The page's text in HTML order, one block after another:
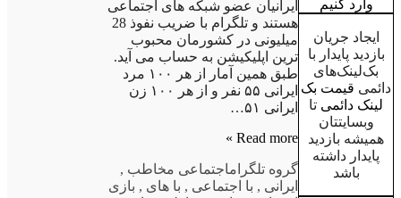
وارد کنیم
ایجاد جریان
بازدید پایدار با
بک‌لینک‌های
دائمی قیمت بک
لینک دائمی تا
وبسایتتان
همیشه بازدید
پایدار داشته
باشد
ایرانیان عضو شبکه های اجتماعی
هستند و تلگرام با ضریب نفوذ 28
میلیونی در کشورمان محبوب
ترین اپلیکیشن به حساب می آید.
طبق همین آمار از هر ۱۰۰ مرد
ایرانی ۵۵ نفر و از هر ۱۰۰ زن
ایرانی ۵۱…
Read more »
گروه تلگراماجتماعی مخاطب ,
ایرانی , با اجتماعی , با های , بازی